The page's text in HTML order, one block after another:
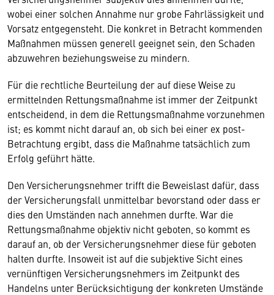
wobei einer solchen Annahme nur grobe Fahrlässigkeit und
Vorsatz entgegensteht. Die konkret in Betracht kommenden
Maßnahmen müssen generell geeignet sein, den Schaden
abzuwehren beziehungsweise zu mindern.
Für die rechtliche Beurteilung der auf diese Weise zu
ermittelnden Rettungsmaßnahme ist immer der Zeitpunkt
entscheidend, in dem die Rettungsmaßnahme vorzunehmen
ist; es kommt nicht darauf an, ob sich bei einer ex post-
Betrachtung ergibt, dass die Maßnahme tatsächlich zum
Erfolg geführt hätte.
Den Versicherungsnehmer trifft die Beweislast dafür, dass
der Versicherungsfall unmittelbar bevorstand oder dass er
dies den Umständen nach annehmen durfte. War die
Rettungsmaßnahme objektiv nicht geboten, so kommt es
darauf an, ob der Versicherungsnehmer diese für geboten
halten durfte. Insoweit ist auf die subjektive Sicht eines
vernünftigen Versicherungsnehmers im Zeitpunkt des
Handelns unter Berücksichtigung der konkreten Umstände